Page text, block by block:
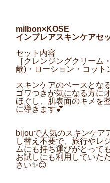
milbon×KOSE
インプレアスキンケアセ
セット内容
［クレンジングクリーム・
鹸)・ ローション・コット
スキンケアのベースとな
ゴワつきが気になる方に
ほぐし、肌表面のキメを
に導きます💕
bijouで人気のスキンケア
し替え不要で、旅行やレ
ムにも持ち運びがとって
お試しにも利用していた
さい✨😊